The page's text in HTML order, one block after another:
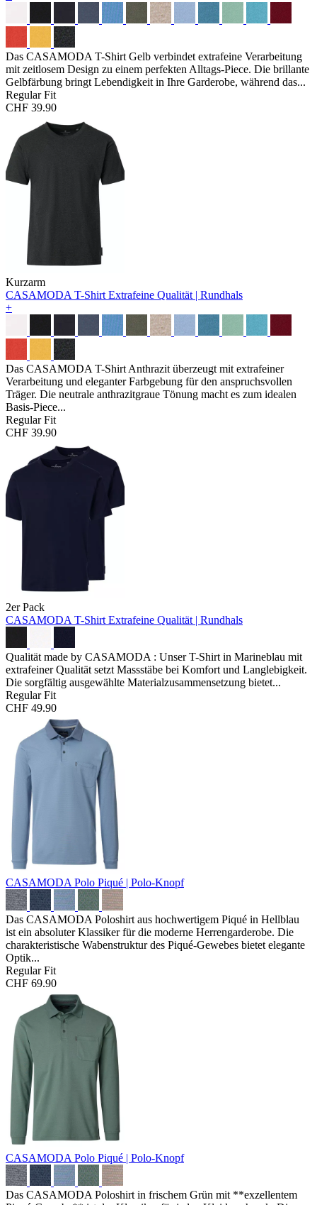
Das CASAMODA T-Shirt Gelb verbindet extrafeine Verarbeitung
mit zeitlosem Design zu einem perfekten Alltags-Piece. Die brillante
Gelbfärbung bringt Lebendigkeit in Ihre Garderobe, während das...
Regular Fit
CHF 39.90
Kurzarm
CASAMODA T-Shirt Extrafeine Qualität | Rundhals
+
Das CASAMODA T-Shirt Anthrazit überzeugt mit extrafeiner
Verarbeitung und eleganter Farbgebung für den anspruchsvollen
Träger. Die neutrale anthrazitgraue Tönung macht es zum idealen
Basis-Piece...
Regular Fit
CHF 39.90
2er Pack
CASAMODA T-Shirt Extrafeine Qualität | Rundhals
Qualität made by CASAMODA : Unser T-Shirt in Marineblau mit
extrafeiner Qualität setzt Massstäbe bei Komfort und Langlebigkeit.
Die sorgfältig ausgewählte Materialzusammensetzung bietet...
Regular Fit
CHF 49.90
CASAMODA Polo Piqué | Polo-Knopf
Das CASAMODA Poloshirt aus hochwertigem Piqué in Hellblau
ist ein absoluter Klassiker für die moderne Herrengarderobe. Die
charakteristische Wabenstruktur des Piqué-Gewebes bietet elegante
Optik...
Regular Fit
CHF 69.90
CASAMODA Polo Piqué | Polo-Knopf
Das CASAMODA Poloshirt in frischem Grün mit **exzellentem